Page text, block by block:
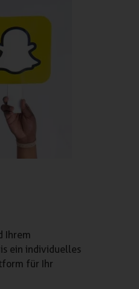
Ihrem
ein individuelles
für Ihr